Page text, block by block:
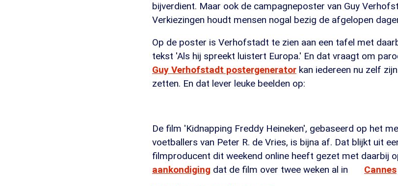
bijverdient. Maar ook de campagneposter van Guy
Verkiezingen houdt mensen nogal bezig de afgelopen
Op de poster is Verhofstadt te zien aan een tafel met
tekst 'Als hij spreekt luistert Europa.' En dat vraagt om
Guy Verhofstadt postergenerator kan iedereen nu zelf
zetten. En dat lever leuke beelden op:
De film 'Kidnapping Freddy Heineken', gebaseerd op het
voetballers van Peter R. de Vries, is bijna af. Dat blijkt uit
filmproducent dit weekend online heeft gezet met daarbij
aankondiging dat de film over twee weken al in Cannes